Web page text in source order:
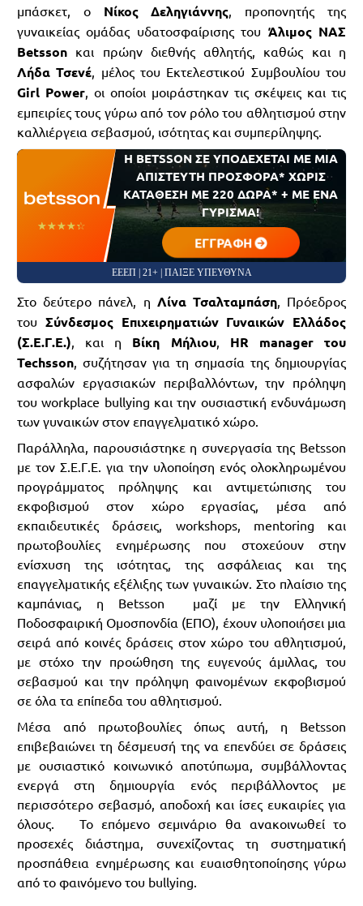
μπάσκετ, ο Νίκος Δεληγιάννης, προπονητής της
γυναικείας ομάδας υδατοσφαίρισης του Άλιμος ΝΑΣ
Betsson και πρώην διεθνής αθλητής, καθώς και η
Λήδα Τσενέ, μέλος του Εκτελεστικού Συμβουλίου του
Girl Power, οι οποίοι μοιράστηκαν τις σκέψεις και τις
εμπειρίες τους γύρω από τον ρόλο του αθλητισμού στην
καλλιέργεια σεβασμού, ισότητας και συμπερίληψης.
☆☆☆☆☆
★★★★★
Η BETSSON ΣΕ ΥΠΟΔΕΧΕΤΑΙ ΜΕ ΜΙΑ
ΑΠΙΣΤΕΥΤΗ ΠΡΟΣΦΟΡΑ* ΧΩΡΙΣ
ΚΑΤΑΘΕΣΗ ΜΕ 220 ΔΩΡΑ* + ΜΕ ΕΝΑ
ΓΥΡΙΣΜΑ!
ΕΓΓΡΑΦΗ
ΕΕΕΠ | 21+ | ΠΑΙΞΕ ΥΠΕΥΘΥΝΑ
Στο δεύτερο πάνελ, η Λίνα Τσαλταμπάση, Πρόεδρος
του Σύνδεσμος Επιχειρηματιών Γυναικών Ελλάδος
(Σ.Ε.Γ.Ε.), και η Βίκη Μήλιου, HR manager του
Techsson, συζήτησαν για τη σημασία της δημιουργίας
ασφαλών εργασιακών περιβαλλόντων, την πρόληψη
του workplace bullying και την ουσιαστική ενδυνάμωση
των γυναικών στον επαγγελματικό χώρο.
Παράλληλα, παρουσιάστηκε η συνεργασία της Betsson
με τον Σ.Ε.Γ.Ε. για την υλοποίηση ενός ολοκληρωμένου
προγράμματος πρόληψης και αντιμετώπισης του
εκφοβισμού στον χώρο εργασίας, μέσα από
εκπαιδευτικές δράσεις, workshops, mentoring και
πρωτοβουλίες ενημέρωσης που στοχεύουν στην
ενίσχυση της ισότητας, της ασφάλειας και της
επαγγελματικής εξέλιξης των γυναικών. Στο πλαίσιο της
καμπάνιας, η Betsson μαζί με την Ελληνική
Ποδοσφαιρική Ομοσπονδία (ΕΠΟ), έχουν υλοποιήσει μια
σειρά από κοινές δράσεις στον χώρο του αθλητισμού,
με στόχο την προώθηση της ευγενούς άμιλλας, του
σεβασμού και την πρόληψη φαινομένων εκφοβισμού
σε όλα τα επίπεδα του αθλητισμού.
Μέσα από πρωτοβουλίες όπως αυτή, η Betsson
επιβεβαιώνει τη δέσμευσή της να επενδύει σε δράσεις
με ουσιαστικό κοινωνικό αποτύπωμα, συμβάλλοντας
ενεργά στη δημιουργία ενός περιβάλλοντος με
περισσότερο σεβασμό, αποδοχή και ίσες ευκαιρίες για
όλους. Το επόμενο σεμινάριο θα ανακοινωθεί το
προσεχές διάστημα, συνεχίζοντας τη συστηματική
προσπάθεια ενημέρωσης και ευαισθητοποίησης γύρω
από το φαινόμενο του bullying.